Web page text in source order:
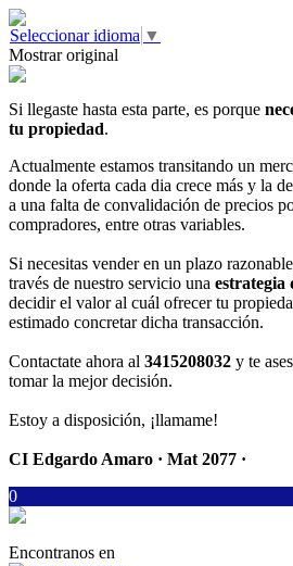
Seleccionar idioma ▼
Mostrar original
Si llegaste hasta esta parte, es porque
tu propiedad.
Actualmente estamos transitando un
donde la oferta cada dia crece más y la
a una falta de convalidación de precios
compradores, entre otras variables.
Si necesitas vender en un plazo
través de nuestro servicio una estrategia
decidir el valor al cuál ofrecer tu
estimado concretar dicha transacción.
Contactate ahora al 3415208032 y te
tomar la mejor decisión.
Estoy a disposición, ¡llamame!
CI Edgardo Amaro · Mat 2077 ·
0
Encontranos en